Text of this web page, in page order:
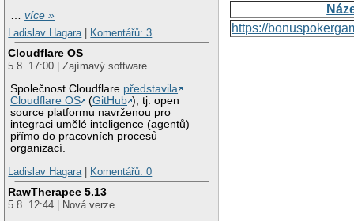
…více »
Ladislav Hagara
Komentářů: 3
Cloudflare OS
5.8. 17:00 | Zajímavý software
Společnost Cloudflare představila
Cloudflare OS
(GitHub ), tj. open
source platformu navrženou pro
integraci umělé inteligence (agentů)
přímo do pracovních procesů
organizací.
Ladislav Hagara
Komentářů: 0
RawTherapee 5.13
5.8. 12:44 | Nová verze
https://